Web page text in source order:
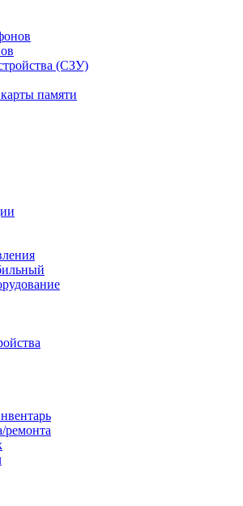
(СЗУ)
памяти
ремонта